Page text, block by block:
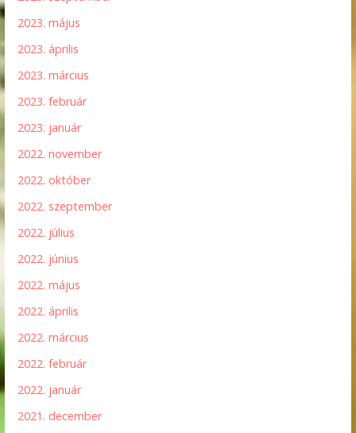
2023. május
2023. április
2023. március
2023. február
2023. január
2022. november
2022. október
2022. szeptember
2022. július
2022. június
2022. május
2022. április
2022. március
2022. február
2022. január
2021. december